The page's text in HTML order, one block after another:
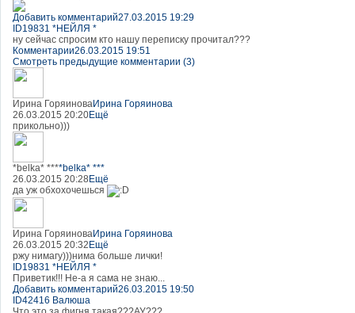
Добавить комментарий27.03.2015 19:29
ID19831 *НЕЙЛЯ *
ну сейчас спросим кто нашу переписку прочитал???
Комментарии26.03.2015 19:51
Смотреть предыдущие комментарии (3)
Ирина ГоряиноваИрина Горяинова
26.03.2015 20:20Ещё
прикольно)))
*belka* ****belka* ***
26.03.2015 20:28 Ещё
да уж обхохочешься
Ирина ГоряиноваИрина Горяинова
26.03.2015 20:32 Ещё
ржу нимагу)))нима больше лички!
ID19831 *НЕЙЛЯ *
Приветик!!! Не-а я сама не знаю...
Добавить комментарий26.03.2015 19:50
ID42416 Валюша